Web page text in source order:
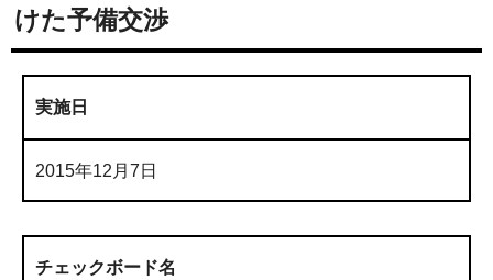
けた予備交渉
実施日
2015年12月7日
チェックボード名